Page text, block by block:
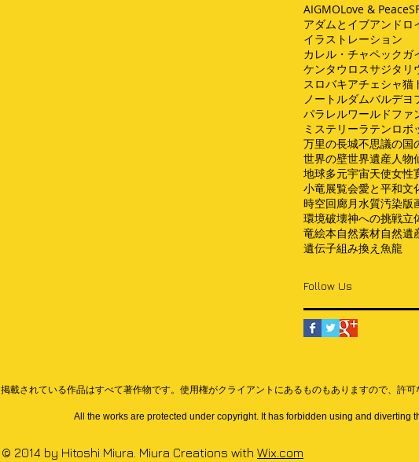
AIGMOLove & Peace
アダムとイブアンドロ
イラストレーション
カレル・チャペックガ
ケンタウロスサジタリ
スロバキアチェシャ猫
ノートルダムバルデヨ
パラレルワールドファ
ミステリーラテンロボ
万里の長城不思議の国
世界の壁世界遺産人物
地球多元宇宙天使女性
小竜展覧会愛と平和文
時空回廊月水質汚染版
環境破壊神への挑戦立
竜絵本自然素材自然遺
遺伝子組み換え 魚龍
Follow Us
掲載されている作品はすべて著作物です。使用権がクライアントにあるものもありますので、許可
All the works are protected under copyright. It has forbidden using and diverting
© 2014 by Hitoshi Miura. Miura Creations with Wix.com